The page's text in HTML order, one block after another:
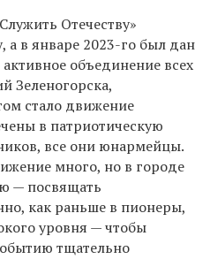
Отечеству»
а в январе 2023-го был дан
объединение всех
Зеленогорска,
стало движение
в патриотическую
все они юнармейцы.
много, но в городе
— посвящать
как раньше в пионеры,
уровня — чтобы
тщательно